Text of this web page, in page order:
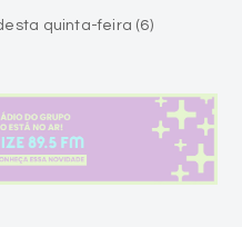
quinta-feira (6)